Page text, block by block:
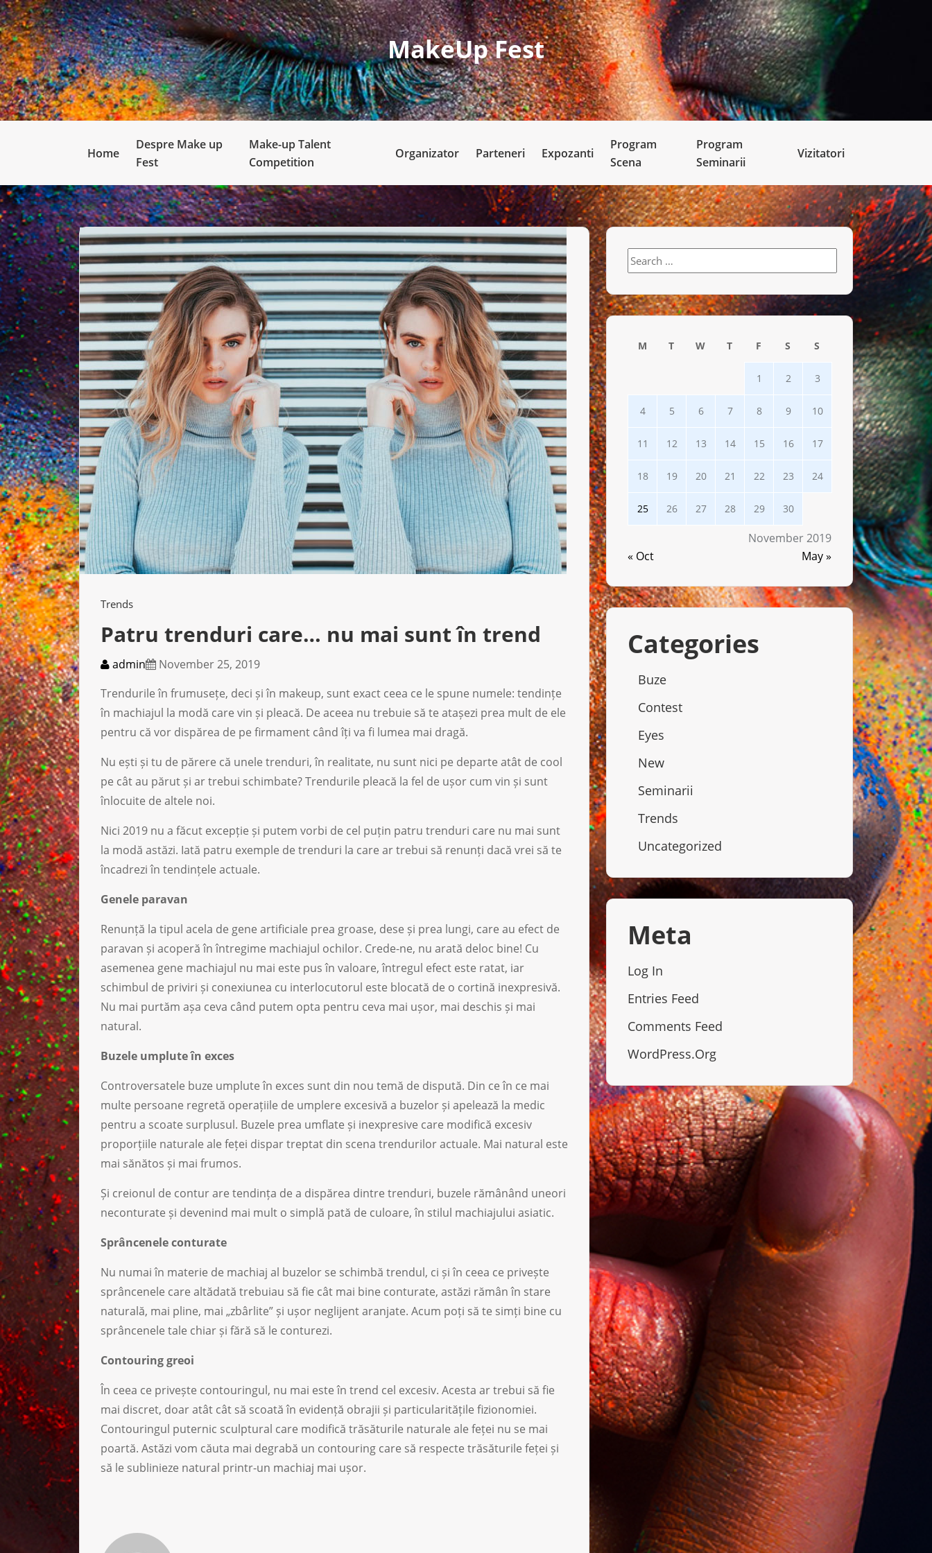
MakeUp Fest
Home
Despre Make up
Fest
Make-up Talent
Competition
Organizator Parteneri Expozanti
Program
Scena
Program
Seminarii
Vizitatori
Trends
Patru trenduri care… nu mai sunt în trend
admin
November 25, 2019
Trendurile în frumusețe, deci și în makeup, sunt exact ceea ce le spune numele: tendințe
în machiajul la modă care vin și pleacă. De aceea nu trebuie să te atașezi prea mult de ele
pentru că vor dispărea de pe firmament când îți va fi lumea mai dragă.
Nu ești și tu de părere că unele trenduri, în realitate, nu sunt nici pe departe atât de cool
pe cât au părut și ar trebui schimbate? Trendurile pleacă la fel de ușor cum vin și sunt
înlocuite de altele noi.
Nici 2019 nu a făcut excepție și putem vorbi de cel puțin patru trenduri care nu mai sunt
la modă astăzi. Iată patru exemple de trenduri la care ar trebui să renunți dacă vrei să te
încadrezi în tendințele actuale.
Genele paravan
Renunță la tipul acela de gene artificiale prea groase, dese și prea lungi, care au efect de
paravan și acoperă în întregime machiajul ochilor. Crede-ne, nu arată deloc bine! Cu
asemenea gene machiajul nu mai este pus în valoare, întregul efect este ratat, iar
schimbul de priviri și conexiunea cu interlocutorul este blocată de o cortină inexpresivă.
Nu mai purtăm așa ceva când putem opta pentru ceva mai ușor, mai deschis și mai
natural.
Buzele umplute în exces
Controversatele buze umplute în exces sunt din nou temă de dispută. Din ce în ce mai
multe persoane regretă operațiile de umplere excesivă a buzelor și apelează la medic
pentru a scoate surplusul. Buzele prea umflate și inexpresive care modifică excesiv
proporțiile naturale ale feței dispar treptat din scena trendurilor actuale. Mai natural este
mai sănătos și mai frumos.
Și creionul de contur are tendința de a dispărea dintre trenduri, buzele rămânând uneori
neconturate și devenind mai mult o simplă pată de culoare, în stilul machiajului asiatic.
Sprâncenele conturate
Nu numai în materie de machiaj al buzelor se schimbă trendul, ci și în ceea ce privește
sprâncenele care altădată trebuiau să fie cât mai bine conturate, astăzi rămân în stare
naturală, mai pline, mai „zbârlite” și ușor neglijent aranjate. Acum poți să te simți bine cu
sprâncenele tale chiar și fără să le conturezi.
Contouring greoi
În ceea ce privește contouringul, nu mai este în trend cel excesiv. Acesta ar trebui să fie
mai discret, doar atât cât să scoată în evidență obrajii și particularitățile fizionomiei.
Contouringul puternic sculptural care modifică trăsăturile naturale ale feței nu se mai
poartă. Astăzi vom căuta mai degrabă un contouring care să respecte trăsăturile feței și
să le sublinieze natural printr-un machiaj mai ușor.
Search
for:
November 2019
M T W T F S S
1 2 3
4 5 6 7 8 9 10
11 12 13 14 15 16 17
18 19 20 21 22 23 24
25 26 27 28 29 30
« Oct May »
Categories
Buze
Contest
Eyes
New
Seminarii
Trends
Uncategorized
Meta
Log In
Entries Feed
Comments Feed
WordPress.org